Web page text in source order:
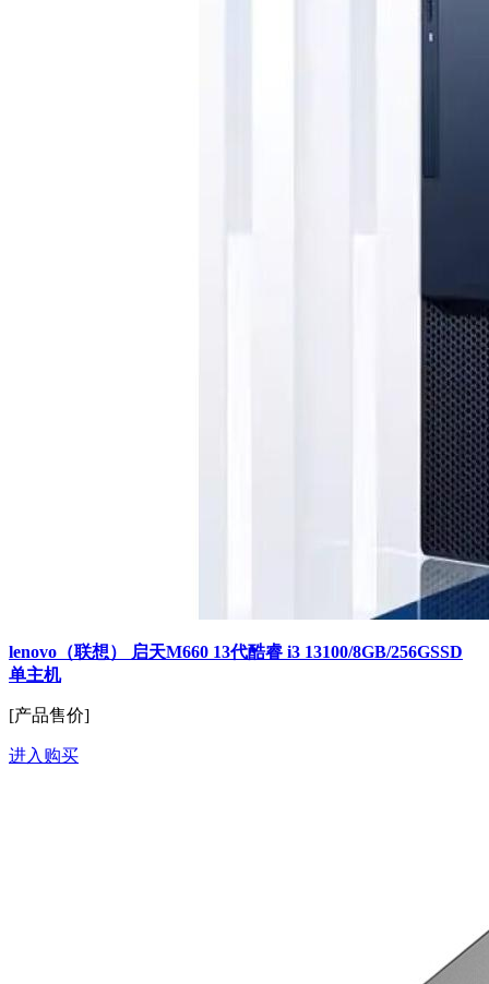
lenovo（联想） 启天M660 13代酷睿 i3 13100/8GB/256GSSD
单主机
[产品售价]
进入购买